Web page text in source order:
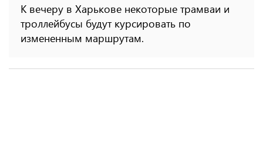
К вечеру в Харькове некоторые трамваи и
троллейбусы будут курсировать по
измененным маршрутам.